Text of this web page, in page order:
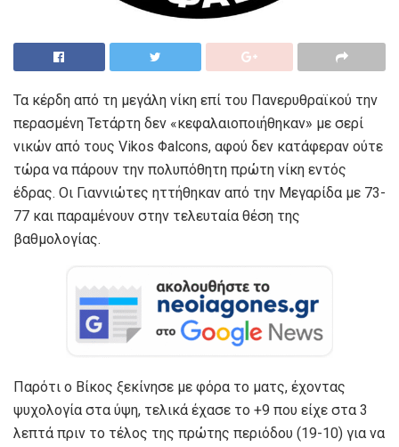
Τα κέρδη από τη μεγάλη νίκη επί του Πανερυθραϊκού την
περασμένη Τετάρτη δεν «κεφαλαιοποιήθηκαν» με σερί
νικών από τους Vikos Φalcons, αφού δεν κατάφεραν ούτε
τώρα να πάρουν την πολυπόθητη πρώτη νίκη εντός
έδρας. Οι Γιαννιώτες ηττήθηκαν από την Μεγαρίδα με 73-
77 και παραμένουν στην τελευταία θέση της
βαθμολογίας.
Παρότι ο Βίκος ξεκίνησε με φόρα το ματς, έχοντας
ψυχολογία στα ύψη, τελικά έχασε το +9 που είχε στα 3
λεπτά πριν το τέλος της πρώτης περιόδου (19-10) για να